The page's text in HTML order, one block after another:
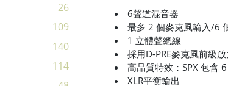
26
109
140
114
6聲道混音器
最多 2 個麥克風輸入/6
1 立體聲總線
採用D-PRE麥克風前級
高品質特效：SPX 包含
XLR平衡輸出